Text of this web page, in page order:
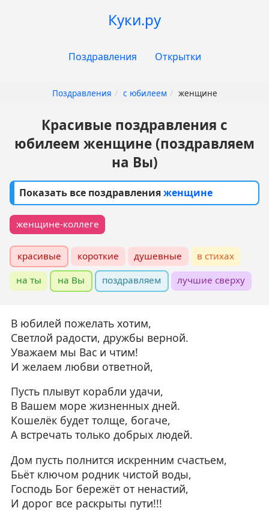
Куки.ру
ОсновнаяПоздравления Открытки
Поздравления с юбилеем женщине
Красивые поздравления с
юбилеем женщине (поздравляем
на Вы)
Показать все поздравленияженщине
женщине-коллеге
красивые короткие душевные в стихах
на ты на Вы поздравляем лучшие сверху
В юбилей пожелать хотим,
Светлой радости, дружбы верной.
Уважаем мы Вас и чтим!
И желаем любви ответной,
Пусть плывут корабли удачи,
В Вашем море жизненных дней.
Кошелёк будет толще, богаче,
А встречать только добрых людей.
Дом пусть полнится искренним счастьем,
Бьёт ключом родник чистой воды,
Господь Бог бережёт от ненастий,
И дорог все раскрыты пути!!!